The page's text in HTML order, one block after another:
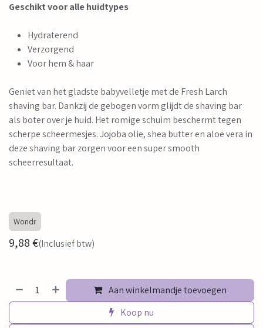
Geschikt voor alle huidtypes
Hydraterend
Verzorgend
Voor hem & haar
Geniet van het gladste babyvelletje met de Fresh Larch
shaving bar. Dankzij de gebogen vorm glijdt de shaving bar
als boter over je huid. Het romige schuim beschermt tegen
scherpe scheermesjes. Jojoba olie, shea butter en aloë vera in
deze shaving bar zorgen voor een super smooth
scheerresultaat.
Wondr
9,88€(Inclusief btw)
Aan winkelmandje toevoegen
Koop nu